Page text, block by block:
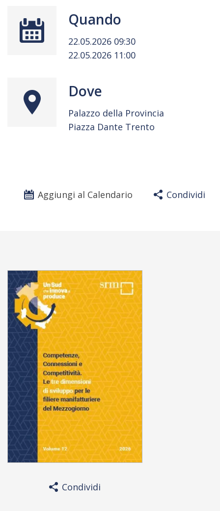
Quando
22.05.2026 09:30
22.05.2026 11:00
Dove
Palazzo della Provincia
Piazza Dante Trento
Aggiungi al Calendario Condividi
Condividi